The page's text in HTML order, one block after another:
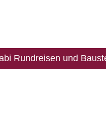
Rundreisen und